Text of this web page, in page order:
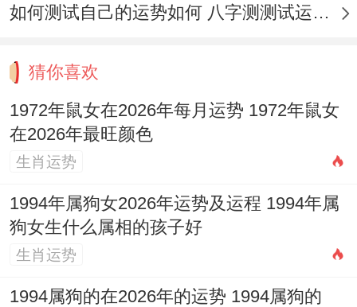
则，结合生肖运势同风水布局，可以让家族
好，选择对以后的无限期盼。
这是传统文化的精髓，也是各位应当传承的
智慧。希望大家都能选到合适的日子,诸事顺
如何测试自己的运势如何 八字测测试运运程
猜你喜欢
1972年鼠女在2026年每月运势 1972年鼠女
在2026年最旺颜色
生肖运势
1994年属狗女2026年运势及运程 1994年属
狗女生什么属相的孩子好
生肖运势
1994属狗的在2026年的运势 1994属狗的